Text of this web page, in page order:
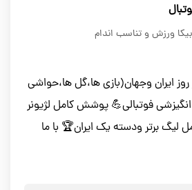
ورزش و تناسب اندام
روز ایران وجهان(بازی ها،گل ها،حواشی
فوتبالی💪 پوشش کامل لژیونر
لیگ برتر ودسته یک ایران🏆 با ما